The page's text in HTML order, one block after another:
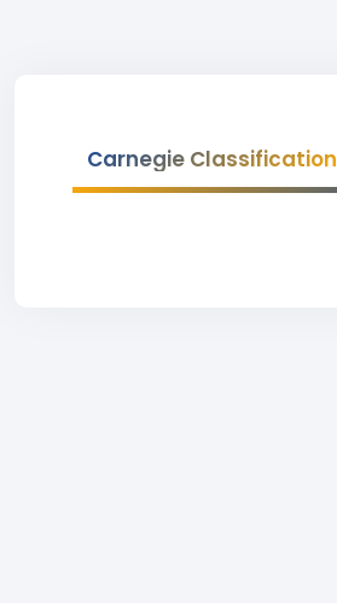
Carnegie Classification